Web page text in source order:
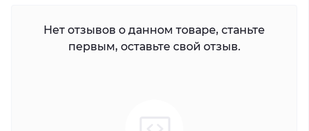
Нет отзывов о данном товаре, станьте
первым, оставьте свой отзыв.